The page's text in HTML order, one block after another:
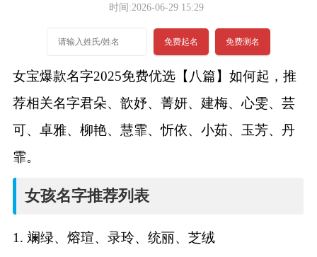
名
时间:2026-06-29 15:29
免费起名 免费测名
女宝爆款名字2025免费优选【八篇】如何起，推
荐相关名字君朵、歆妤、菁妍、建梅、心雯、芸
可、卓雅、柳艳、慧霏、忻依、小茹、玉芳、丹
霏。
女孩名字推荐列表
1. 斓绿、熔瑄、录玲、统丽、芝绒